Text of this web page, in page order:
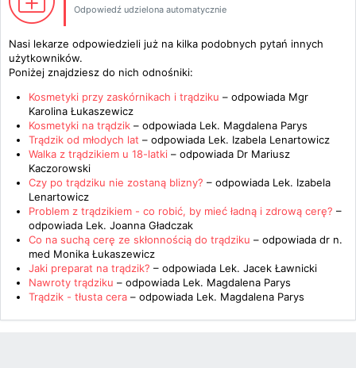
Odpowiedź udzielona automatycznie
Nasi lekarze odpowiedzieli już na kilka podobnych pytań innych
użytkowników.
Poniżej znajdziesz do nich odnośniki:
Kosmetyki przy zaskórnikach i trądziku – odpowiada Mgr
Karolina Łukaszewicz
Kosmetyki na trądzik – odpowiada Lek. Magdalena Parys
Trądzik od młodych lat – odpowiada Lek. Izabela Lenartowicz
Walka z trądzikiem u 18-latki – odpowiada Dr Mariusz
Kaczorowski
Czy po trądziku nie zostaną blizny? – odpowiada Lek. Izabela
Lenartowicz
Problem z trądzikiem - co robić, by mieć ładną i zdrową cerę? –
odpowiada Lek. Joanna Gładczak
Co na suchą cerę ze skłonnością do trądziku – odpowiada dr n.
med Monika Łukaszewicz
Jaki preparat na trądzik? – odpowiada Lek. Jacek Ławnicki
Nawroty trądziku – odpowiada Lek. Magdalena Parys
Trądzik - tłusta cera – odpowiada Lek. Magdalena Parys